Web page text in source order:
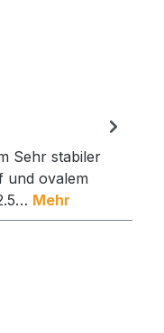
Sehr stabiler
und ovalem
Mehr